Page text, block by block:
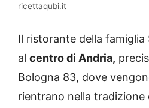
ricettaqubi.it
Il ristorante della famiglia
al centro di Andria,
Bologna 83, dove
rientrano nella tradizione